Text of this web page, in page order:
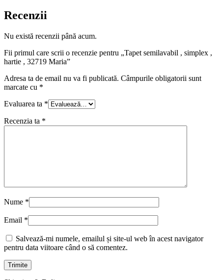
Recenzii
Nu există recenzii până acum.
Fii primul care scrii o recenzie pentru „Tapet semilavabil , simplex ,
hartie , 32719 Maria”
Adresa ta de email nu va fi publicată. Câmpurile obligatorii sunt
marcate cu *
Evaluarea ta *
Recenzia ta *
Nume *
Email *
Salvează-mi numele, emailul și site-ul web în acest navigator
pentru data viitoare când o să comentez.